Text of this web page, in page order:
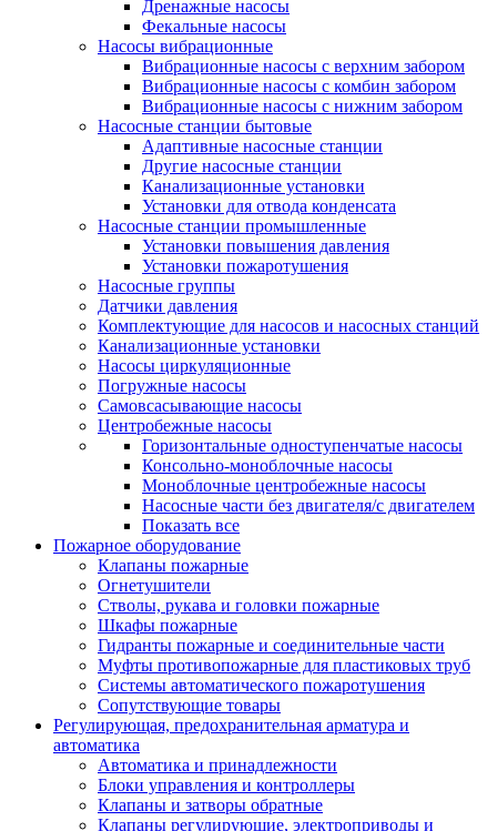
Дренажные насосы
Фекальные насосы
Насосы вибрационные
Вибрационные насосы с верхним забором
Вибрационные насосы с комбин забором
Вибрационные насосы с нижним забором
Насосные станции бытовые
Адаптивные насосные станции
Другие насосные станции
Канализационные установки
Установки для отвода конденсата
Насосные станции промышленные
Установки повышения давления
Установки пожаротушения
Насосные группы
Датчики давления
Комплектующие для насосов и насосных станций
Канализационные установки
Насосы циркуляционные
Погружные насосы
Самовсасывающие насосы
Центробежные насосы
Горизонтальные одноступенчатые насосы
Консольно-моноблочные насосы
Моноблочные центробежные насосы
Насосные части без двигателя/с двигателем
Показать все
Пожарное оборудование
Клапаны пожарные
Огнетушители
Стволы, рукава и головки пожарные
Шкафы пожарные
Гидранты пожарные и соединительные части
Муфты противопожарные для пластиковых труб
Системы автоматического пожаротушения
Сопутствующие товары
Регулирующая, предохранительная арматура и
автоматика
Автоматика и принадлежности
Блоки управления и контроллеры
Клапаны и затворы обратные
Клапаны регулирующие, электроприводы и